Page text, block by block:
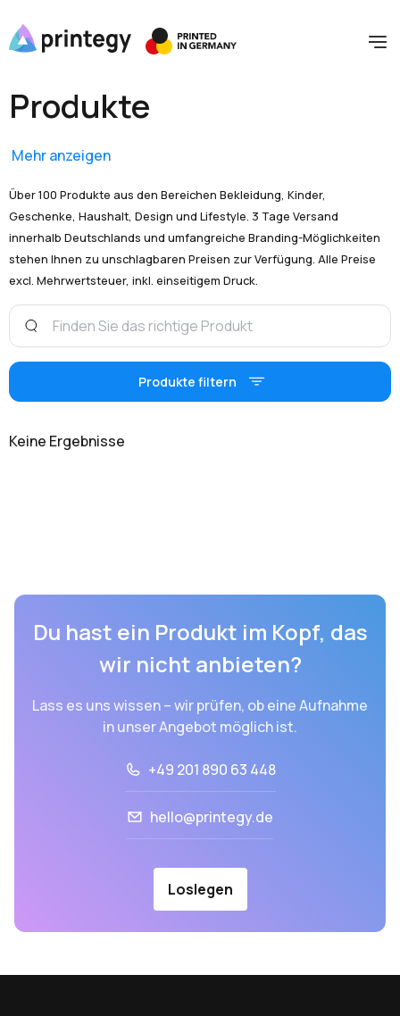
Produkte
Mehr anzeigen
Über 100 Produkte aus den Bereichen Bekleidung, Kinder,
Geschenke, Haushalt, Design und Lifestyle. 3 Tage Versand
innerhalb Deutschlands und umfangreiche Branding-Möglichkeiten
stehen Ihnen zu unschlagbaren Preisen zur Verfügung. Alle Preise
excl. Mehrwertsteuer, inkl. einseitigem Druck.
Produkte filtern
Keine Ergebnisse
Du hast ein Produkt im Kopf, das
wir nicht anbieten?
Lass es uns wissen – wir prüfen, ob eine Aufnahme
in unser Angebot möglich ist.
+49 201 890 63 448
hello@printegy.de
Loslegen